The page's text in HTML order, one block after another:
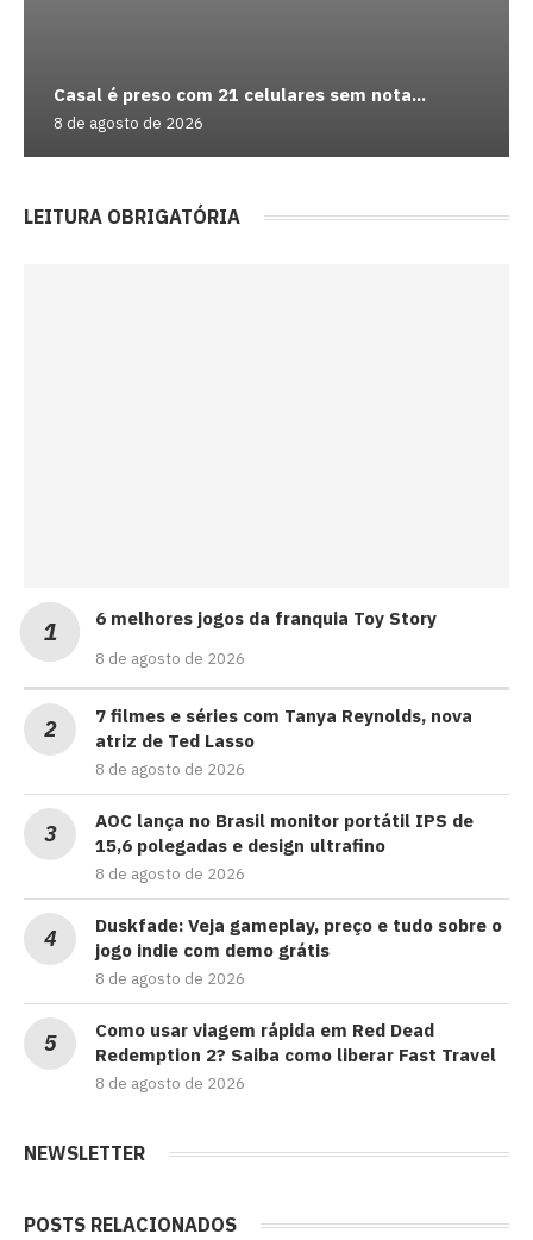
Casal é preso com 21 celulares sem nota...
8 de agosto de 2026
LEITURA OBRIGATÓRIA
6 melhores jogos da franquia Toy Story
8 de agosto de 2026
7 filmes e séries com Tanya Reynolds, nova
atriz de Ted Lasso
8 de agosto de 2026
AOC lança no Brasil monitor portátil IPS de
15,6 polegadas e design ultrafino
8 de agosto de 2026
Duskfade: Veja gameplay, preço e tudo sobre o
jogo indie com demo grátis
8 de agosto de 2026
Como usar viagem rápida em Red Dead
Redemption 2? Saiba como liberar Fast Travel
8 de agosto de 2026
NEWSLETTER
POSTS RELACIONADOS